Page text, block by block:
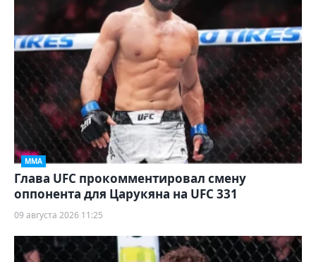
ММА
Глава UFC прокомментировал смену
оппонента для Царукяна на UFC 331
09 августа 2026 11:25